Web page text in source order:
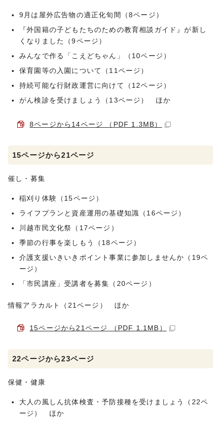
9月は屋外広告物の適正化旬間（8ページ）
『外国籍の子どもたちのための教育相談ガイド』が新し
くなりました（9ページ）
みんなで作る「こえどちゃん」（10ページ）
保育園等の入園について（11ページ）
持続可能な行財政運営に向けて（12ページ）
がん検診を受けましょう（13ページ） ほか
8ページから14ページ （PDF 1.3MB）
15ページから21ページ
催し・募集
稲刈り体験（15ページ）
ライフプランと資産運用の基礎知識（16ページ）
川越市民文化祭（17ページ）
季節の行事を楽しもう（18ページ）
介護支援いきいきポイント事業に参加しませんか（19ペ
ージ）
「市民講座」受講者を募集（20ページ）
情報アラカルト（21ページ） ほか
15ページから21ページ （PDF 1.1MB）
22ページから23ページ
保健・健康
大人の風しん抗体検査・予防接種を受けましょう（22ペ
ージ） ほか